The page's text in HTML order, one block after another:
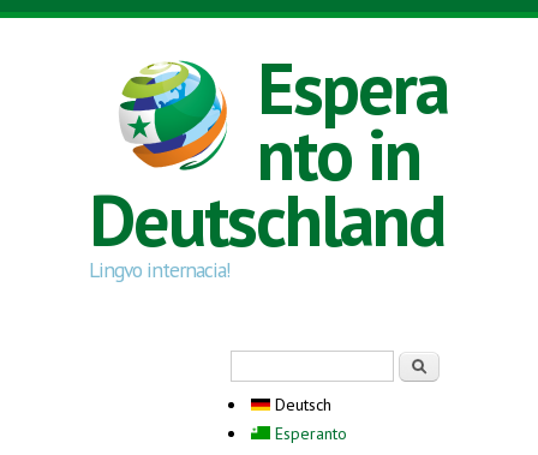
Direkt zum Inhalt
Espera
nto in
Deutschland
Lingvo internacia!
Deutsch
Esperanto